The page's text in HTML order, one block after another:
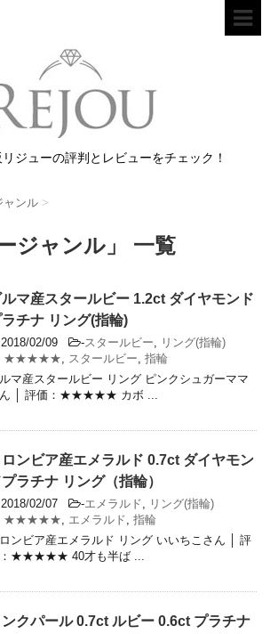
ジューの評判とレビューをチェック！
ャンル >
ジャンル」 一覧
ルマ産スタールビー 1.2ct ダイヤモンド
チナ リング(指輪)
2018/02/09 -スタールビー, リング(指輪)
★★★★★, スタールビー, 指輪
マ産スタールビー リング ピンクシュガーママ
ん │ 評価：★★★★★ カボ ...
ロンビア産エメラルド 0.7ct ダイヤモン
プラチナ リング（指輪）
2018/02/07 -エメラルド, リング(指輪)
★★★★★, エメラルド, 指輪
ンビア産エメラルド リング いいちこさん │ 評
★★★★★ 40才も半ば ...
ンクパール 0.7ct ルビー 0.6ct プラチナ